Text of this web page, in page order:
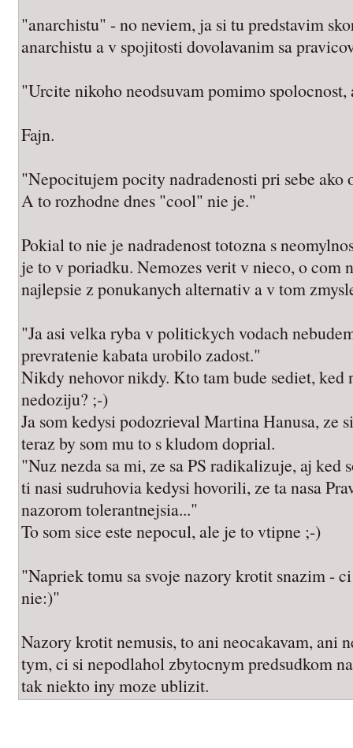
"anarchistu" - no neviem, ja si tu predstavim
anarchistu a v spojitosti dovolavanim sa
"Urcite nikoho neodsuvam pomimo
Fajn.
"Nepocitujem pocity nadradenosti pri sebe ako
A to rozhodne dnes "cool" nie je."
Pokial to nie je nadradenost totozna s
je to v poriadku. Nemozes verit v nieco, o com
najlepsie z ponukanych alternativ a v tom
"Ja asi velka ryba v politickych vodach
prevratenie kabata urobilo zadost."
Nikdy nehovor nikdy. Kto tam bude sediet,
nedoziju? ;-)
Ja som kedysi podozrieval Martina Hanusa, ze
teraz by som mu to s kludom doprial.
"Nuz nezda sa mi, ze sa PS radikalizuje, aj ked
ti nasi sudruhovia kedysi hovorili, ze ta nasa
nazorom tolerantnejsia..."
To som sice este nepocul, ale je to vtipne ;-)
"Napriek tomu sa svoje nazory krotit snazim -
nie:)"
Nazory krotit nemusis, to ani neocakavam, ani
tym, ci si nepodlahol zbytocnym predsudkom
tak niekto iny moze ublizit.